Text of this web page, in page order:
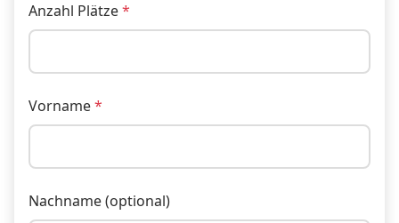
Anzahl Plätze
Vorname
Nachname (optional)